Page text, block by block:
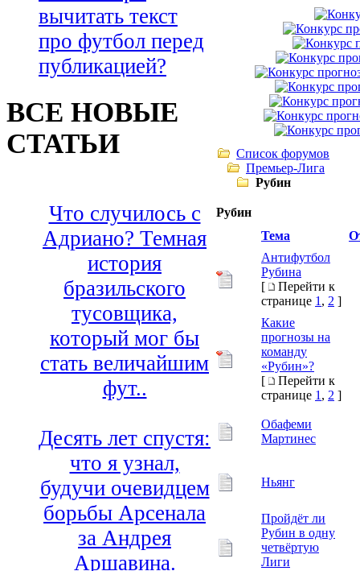
вычитать текст
про футбол перед
публикацией?
ВСЕ НОВЫЕ
СТАТЬИ
Что случилось с
Адриано? Темная
история
бразильского
тусовщика,
который мог бы
стать величайшим
фут..
Десять лет спустя:
что я узнал,
будучи очевидцем
борьбы Арсенала
за Андрея
Аршавина.
Список форумов
Премьер-Лига
Рубин
Рубин
Тема
Антифутбол
Рубина
[
Перейти к
странице 1 , 2 ]
Какие
прогнозы на
команду
«Рубин»?
[
Перейти к
странице 1 , 2 ]
Обафеми
Мартинес
Ньянг
Пройдёт ли
Рубин в одну
четвёртую
Лиги